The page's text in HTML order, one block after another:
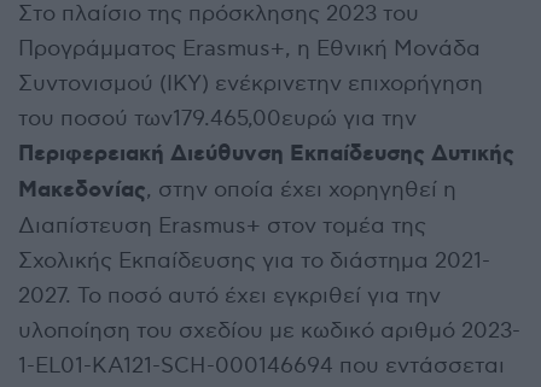
Στο πλαίσιο της πρόσκλησης 2023 του
Προγράμματος Erasmus+, η Εθνική Μονάδα
Συντονισμού (ΙΚΥ) ενέκρινετην επιχορήγηση
του ποσού των179.465,00ευρώ για την
Περιφερειακή Διεύθυνση Εκπαίδευσης Δυτικής
Μακεδονίας, στην οποία έχει χορηγηθεί η
Διαπίστευση Erasmus+ στον τομέα της
Σχολικής Εκπαίδευσης για το διάστημα 2021-
2027. Το ποσό αυτό έχει εγκριθεί για την
υλοποίηση του σχεδίου με κωδικό αριθμό 2023-
1-EL01-KA121-SCH-000146694 που εντάσσεται